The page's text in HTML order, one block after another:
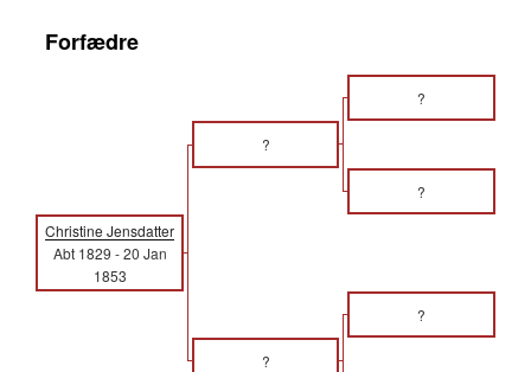
Forfædre
?
?
?
Christine Jensdatter
Abt 1829 -20 Jan
1853
?
?